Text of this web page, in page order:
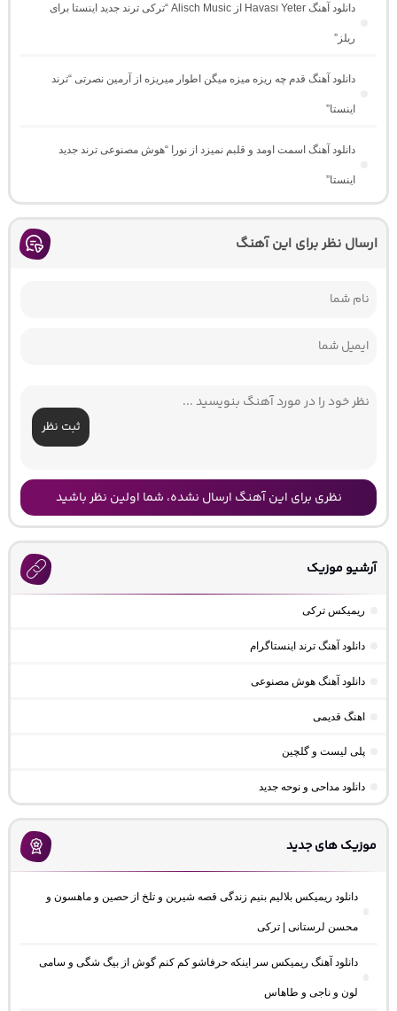
دانلود آهنگ Havası Yeter از Alisch Music “ترکی ترند جدید اینستا برای
ریلز”
دانلود آهنگ ﻗﺪم ﭼﻪ رﻳﺰه ﻣﻴﺰه ﻣﻴﮕﻦ اﻃﻮار ﻣﻴﺮﻳﺰه از آرمین نصرتی “ترند
اینستا”
دانلود آهنگ اسمت اومد و قلبم نمیزد از نورا “هوش مصنوعی ترند جدید
اینستا”
ارسال نظر برای این آهنگ
ثبت نظر
نظری برای این آهنگ ارسال نشده، شما اولین نظر باشید
آرشیو موزیک
ریمیکس ترکی
دانلود آهنگ ترند اینستاگرام
دانلود آهنگ هوش مصنوعی
اهنگ قدیمی
پلی لیست و گلچین
دانلود مداحی و نوحه جدید
موزیک های جدید
دانلود ریمیکس بلالیم بنیم زندگی قصه شیرین و تلخ از حصین و ماهسون و
محسن لرستانی | ترکی
دانلود آهنگ ریمیکس سر اینکه حرفاشو کم کنم گوش از بیگ شگی و سامی
لون و ناجی و طاهاس